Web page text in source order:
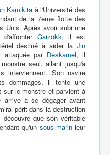
Kamikita à l'Université des
de la 7eme flotte des
Unis. Après avoir subi une
Gaizokk, il est
destiné à aider la Jin
par Deskamel, il
seul, allant jusqu'à
interviennent. Son navire
dommages, il tente une
sur le monstre et parvient à
arrive à se dégager avant
périt dans la destruction
découvre que son véritable
qu'un sous-marinleur